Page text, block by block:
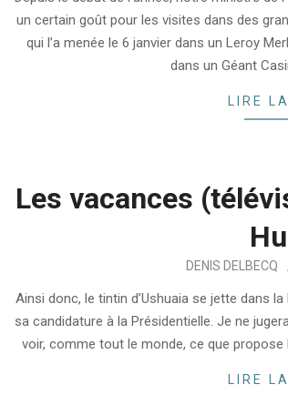
un certain goût pour les visites dans des
qui l’a menée le 6 janvier dans un Leroy
dans un Géant
LIRE
Les vacances
DENIS DELBECQ
Ainsi donc, le tintin d’Ushuaia se jette dans
sa candidature à la Présidentielle. Je ne
voir, comme tout le monde, ce que
LIRE